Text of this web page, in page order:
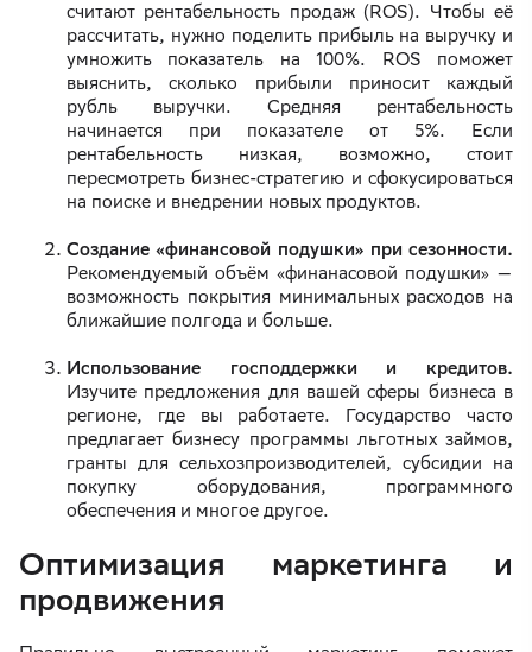
считают рентабельность продаж (ROS). Чтобы её
рассчитать, нужно поделить прибыль на выручку и
умножить показатель на 100%. ROS поможет
выяснить, сколько прибыли приносит каждый
рубль выручки. Средняя рентабельность
начинается при показателе от 5%. Если
рентабельность низкая, возможно, стоит
пересмотреть бизнес-стратегию и сфокусироваться
на поиске и внедрении новых продуктов.
Создание «финансовой подушки» при сезонности.
Рекомендуемый объём «финанасовой подушки» —
возможность покрытия минимальных расходов на
ближайшие полгода и больше.
Использование господдержки и кредитов.
Изучите предложения для вашей сферы бизнеса в
регионе, где вы работаете. Государство часто
предлагает бизнесу программы льготных займов,
гранты для сельхозпроизводителей, субсидии на
покупку оборудования, программного
обеспечения и многое другое.
Оптимизация маркетинга и
продвижения